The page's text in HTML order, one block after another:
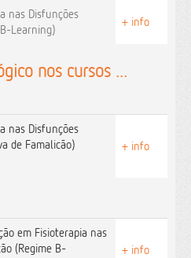
nas Disfunções
Learning)
+ info
nos cursos ...
nas Disfunções
de Famalicão)
+ info
em Fisioterapia nas
(Regime B-
+ info